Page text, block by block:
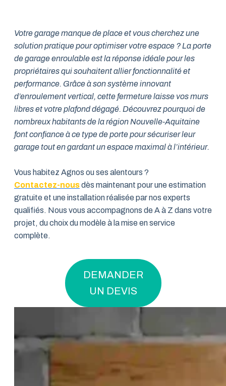
Votre garage manque de place et vous cherchez une
solution pratique pour optimiser votre espace ? La porte
de garage enroulable est la réponse idéale pour les
propriétaires qui souhaitent allier fonctionnalité et
performance. Grâce à son système innovant
d’enroulement vertical, cette fermeture laisse vos murs
libres et votre plafond dégagé. Découvrez pourquoi de
nombreux habitants de la région Nouvelle-Aquitaine
font confiance à ce type de porte pour sécuriser leur
garage tout en gardant un espace maximal à l’intérieur.
Vous habitez Agnos ou ses alentours ?
Contactez-nousdès maintenant pour une estimation
gratuite et une installation réalisée par nos experts
qualifiés. Nous vous accompagnons de A à Z dans votre
projet, du choix du modèle à la mise en service
complète.
DEMANDER
UN DEVIS